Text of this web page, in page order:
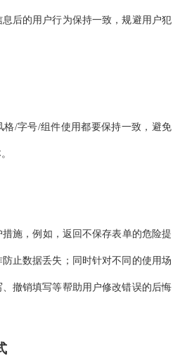
后的用户行为保持一致，规避用户犯
格/字号/组件使用都要保持一致，避免
施，例如，返回不保存表单的危险提
止数据丢失；同时针对不同的使用场
撤销填写等帮助用户修改错误的后悔